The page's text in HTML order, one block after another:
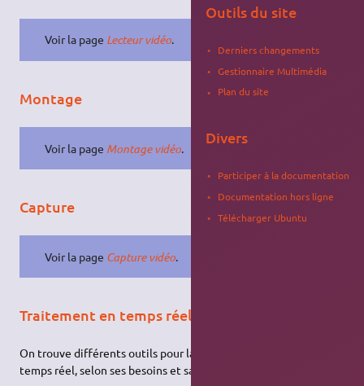
Voir la page Lecteur vidéo.
Montage
Voir la page Montage vidéo.
Capture
Voir la page Capture vidéo.
Traitement en temps réel
On trouve différents outils pour la gestion de la vidéo en
temps réel, selon ses besoins et sa pratique :
Outils du site
Derniers changements
Gestionnaire Multimédia
Plan du site
Divers
Participer à la documentation
Documentation hors ligne
Télécharger Ubuntu